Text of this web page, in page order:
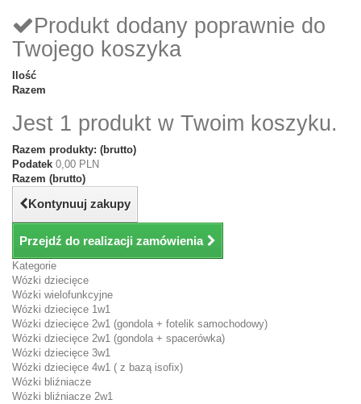
Produkt dodany poprawnie do
Twojego koszyka
Ilość
Razem
Jest 1 produkt w Twoim koszyku.
Razem produkty: (brutto)
Podatek 0,00 PLN
Razem (brutto)
Kontynuuj zakupy
Przejdź do realizacji zamówienia
Kategorie
Wózki dziecięce
Wózki wielofunkcyjne
Wózki dziecięce 1w1
Wózki dziecięce 2w1 (gondola + fotelik samochodowy)
Wózki dziecięce 2w1 (gondola + spacerówka)
Wózki dziecięce 3w1
Wózki dziecięce 4w1 ( z bazą isofix)
Wózki bliźniacze
Wózki bliźniacze 2w1